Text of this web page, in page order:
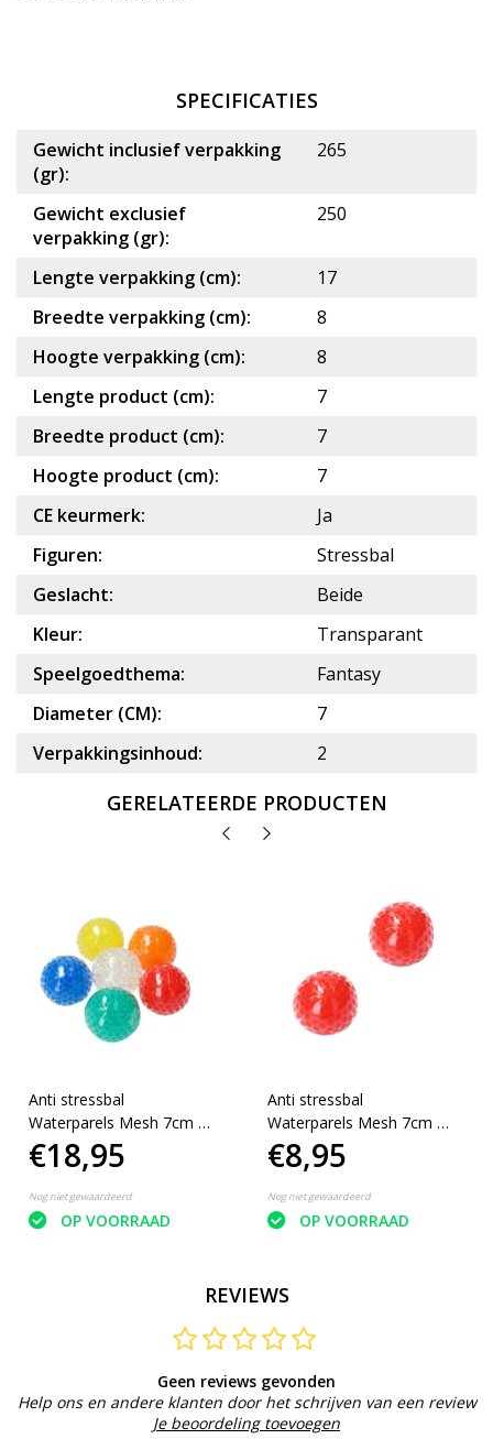
SPECIFICATIES
Gewicht inclusief verpakking
(gr):
265
Gewicht exclusief
verpakking (gr):
250
Lengte verpakking (cm):
17
Breedte verpakking (cm):
8
Hoogte verpakking (cm):
8
Lengte product (cm):
7
Breedte product (cm):
7
Hoogte product (cm):
7
CE keurmerk:
Ja
Figuren:
Stressbal
Geslacht:
Beide
Kleur:
Transparant
Speelgoedthema:
Fantasy
Diameter (CM):
7
Verpakkingsinhoud:
2
GERELATEERDE PRODUCTEN
Anti stressbal
Waterparels Mesh 7cm ‒
Mega super pack 6 stuks
‒ Multicolour
€18,95
Nog niet gewaardeerd
OP VOORRAAD
Anti stressbal
Waterparels Mesh 7cm ‒
NEW Extra Dikke Ballon
‒ Set 2 Stuks Rood
€8,95
Nog niet gewaardeerd
OP VOORRAAD
REVIEWS
Geen reviews gevonden
Help ons en andere klanten door het schrijven van een review
Je beoordeling toevoegen